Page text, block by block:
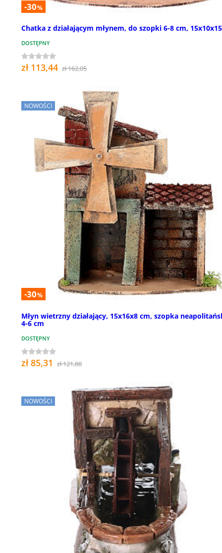
-30%
Chatka z działającym młynem, do szopki 6-8 cm,
DOSTĘPNY
zł 113,44 zł 162,05
NOWOŚCI
-30%
Młyn wietrzny działający, 15x16x8 cm, szopka
4-6 cm
DOSTĘPNY
zł 85,31 zł 121,88
NOWOŚCI